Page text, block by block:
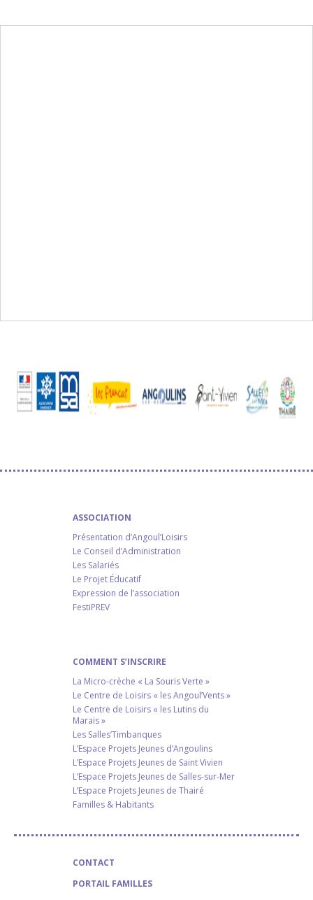
ASSOCIATION
Présentation d’Angoul’Loisirs
Le Conseil d’Administration
Les Salariés
Le Projet Éducatif
Expression de l’association
FestiPREV
COMMENT S’INSCRIRE
La Micro-crèche « La Souris Verte »
Le Centre de Loisirs « les Angoul’Vents »
Le Centre de Loisirs « les Lutins du
Marais »
Les Salles’Timbanques
L’Espace Projets Jeunes d’Angoulins
L’Espace Projets Jeunes de Saint Vivien
L’Espace Projets Jeunes de Salles-sur-Mer
L’Espace Projets Jeunes de Thairé
Familles & Habitants
CONTACT
PORTAIL FAMILLES